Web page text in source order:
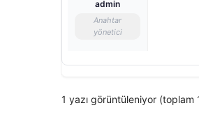
admin
Anahtar
yönetici
1 yazı görüntüleniyor (toplam